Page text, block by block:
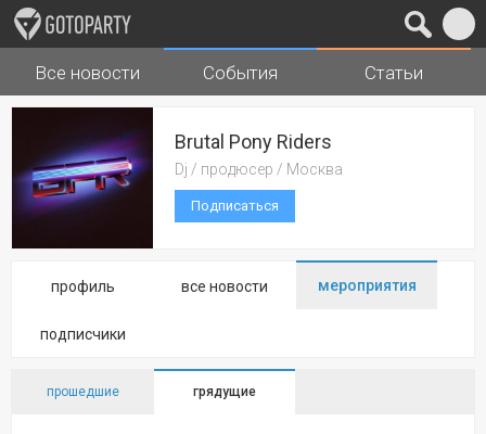
Города Музыка
Все новости События Статьи
Brutal Pony Riders
Dj / продюсер / Москва
Подписаться
профиль все новости мероприятия
подписчики
прошедшие грядущие